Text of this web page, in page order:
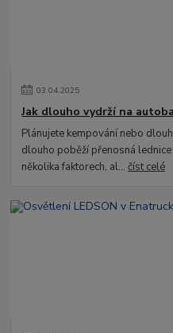
03.04.2025
Jak dlouho vydrží na
Plánujete kempování nebo
dlouho poběží přenosná
několika faktorech, al...číst celé